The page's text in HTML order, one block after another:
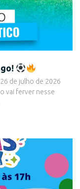
de julho de 2026
vai ferver nesse